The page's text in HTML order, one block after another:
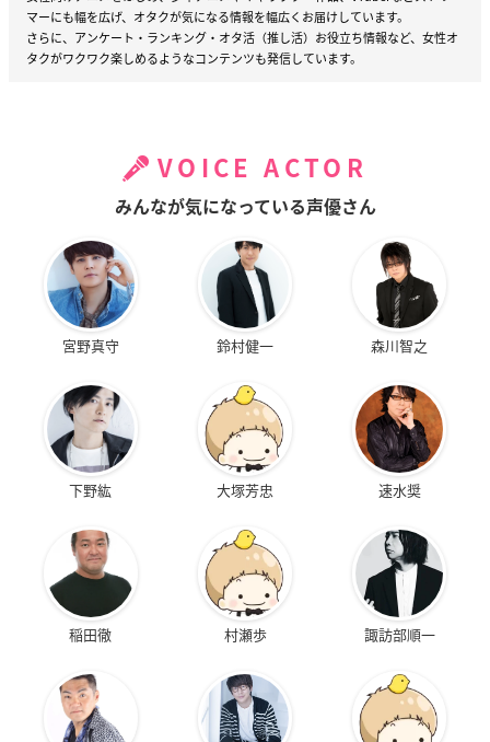
マーにも幅を広げ、オタクが気になる情報を幅広くお届けしています。
さらに、アンケート・ランキング・オタ活（推し活）お役立ち情報など、女性オ
タクがワクワク楽しめるようなコンテンツも発信しています。
VOICE ACTOR
みんなが気になっている声優さん
宮野真守 鈴村健一 森川智之
下野紘 大塚芳忠 速水奨
稲田徹 村瀬歩 諏訪部順一